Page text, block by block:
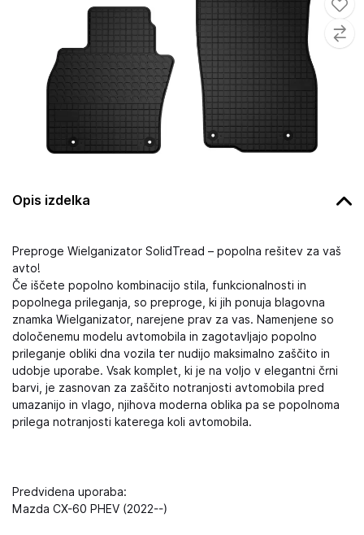
Opis izdelka
Preproge Wielganizator SolidTread – popolna rešitev za vaš
avto!
Če iščete popolno kombinacijo stila, funkcionalnosti in
popolnega prileganja, so preproge, ki jih ponuja blagovna
znamka Wielganizator, narejene prav za vas. Namenjene so
določenemu modelu avtomobila in zagotavljajo popolno
prileganje obliki dna vozila ter nudijo maksimalno zaščito in
udobje uporabe. Vsak komplet, ki je na voljo v elegantni črni
barvi, je zasnovan za zaščito notranjosti avtomobila pred
umazanijo in vlago, njihova moderna oblika pa se popolnoma
prilega notranjosti katerega koli avtomobila.
Predvidena uporaba:
Mazda CX-60 PHEV (2022--)